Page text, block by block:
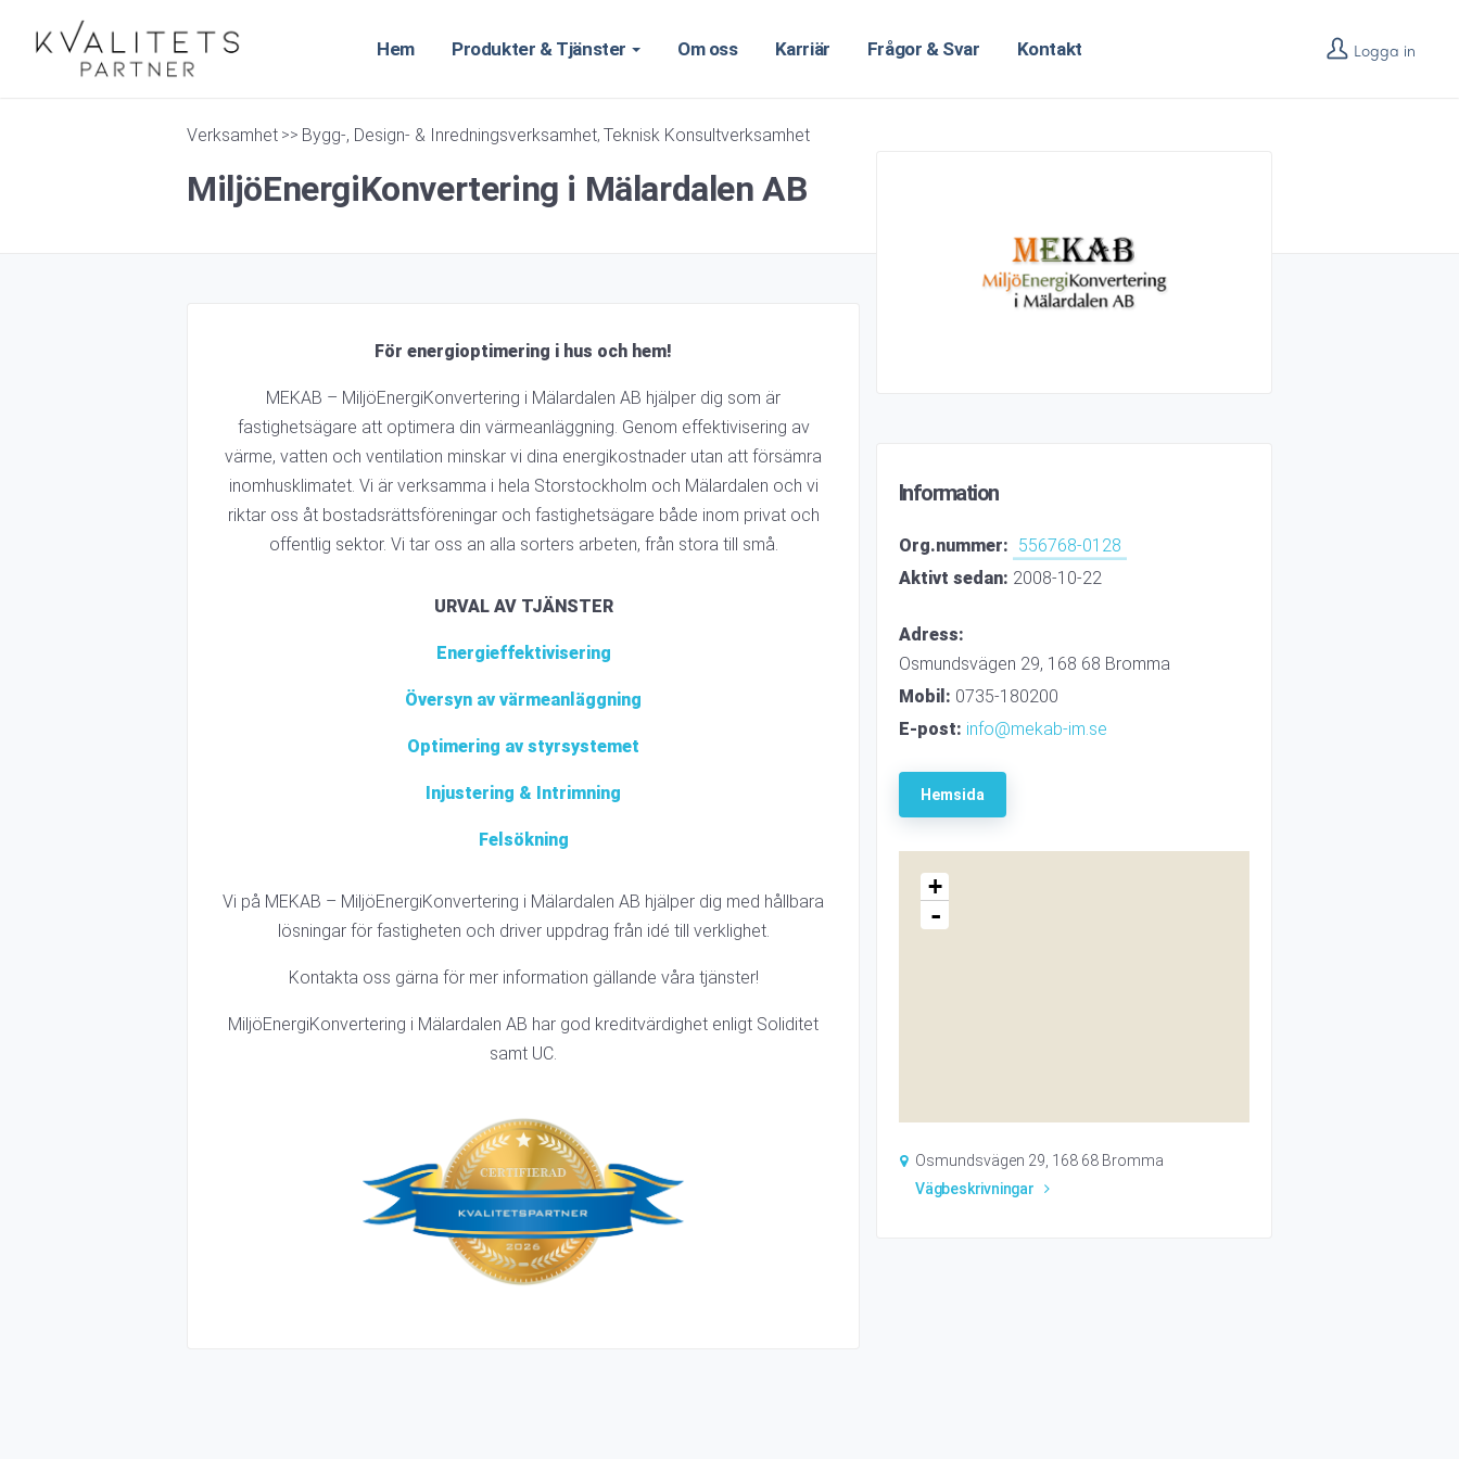
Hem Produkter & Tjänster Om oss Karriär Frågor & Svar Kontakt Logga in
Verksamhet >> Bygg-, Design- & Inredningsverksamhet Teknisk Konsultverksamhet
MiljöEnergiKonvertering i Mälardalen AB
För energioptimering i hus och hem!
MEKAB – MiljöEnergiKonvertering i Mälardalen AB hjälper dig som är
fastighetsägare att optimera din värmeanläggning. Genom effektivisering av
värme, vatten och ventilation minskar vi dina energikostnader utan att försämra
inomhusklimatet. Vi är verksamma i hela Storstockholm och Mälardalen och vi
riktar oss åt bostadsrättsföreningar och fastighetsägare både inom privat och
offentlig sektor. Vi tar oss an alla sorters arbeten, från stora till små.
URVAL AV TJÄNSTER
Energieffektivisering
Översyn av värmeanläggning
Optimering av styrsystemet
Injustering & Intrimning
Felsökning
Vi på MEKAB – MiljöEnergiKonvertering i Mälardalen AB hjälper dig med hållbara
lösningar för fastigheten och driver uppdrag från idé till verklighet.
Kontakta oss gärna för mer information gällande våra tjänster!
MiljöEnergiKonvertering i Mälardalen AB har god kreditvärdighet enligt Soliditet
samt UC.
Information
Org.nummer: 556768-0128
Aktivt sedan: 2008-10-22
Adress:
Osmundsvägen 29, 168 68 Bromma
Mobil: 0735-180200
E-post: info@mekab-im.se
Hemsida
+
-
Osmundsvägen 29, 168 68 Bromma
Vägbeskrivningar